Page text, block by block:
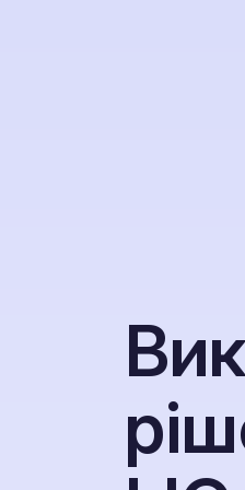
Вик
ріш